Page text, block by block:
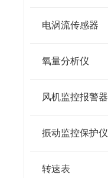
电涡流传感器
氧量分析仪
风机监控报警器
振动监控保护仪
转速表